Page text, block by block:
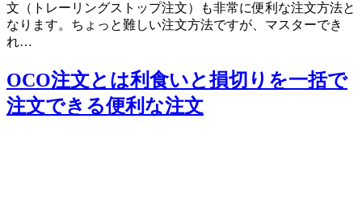
文（トレーリングストップ注文）も非常に便利な注文方法と
なります。ちょっと難しい注文方法ですが、マスターでき
れ…
OCO注文とは利食いと損切りを一括で
注文できる便利な注文